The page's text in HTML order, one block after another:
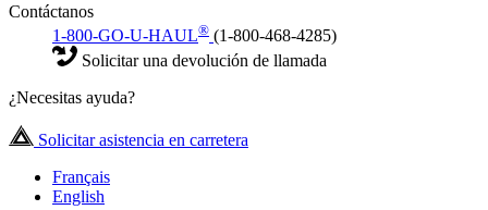
Contáctanos
1-800-GO-U-HAUL® (1-800-468-4285)
Solicitar una devolución de llamada
¿Necesitas ayuda?
Solicitar asistencia en carretera
Français
English